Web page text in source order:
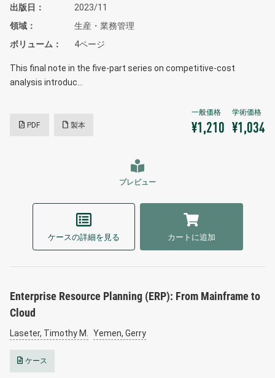
出版日
2023/11
領域
生産・業務管理
ボリューム
4ページ
This final note in the five-part series on competitive-cost
analysis introduc…
PDF 製本 ¥1,210 ¥1,034
プレビュー
ケースの詳細を見る カートに追加
Enterprise Resource Planning (ERP): From Mainframe to
Cloud
Laseter, Timothy M. Yemen, Gerry
ケース